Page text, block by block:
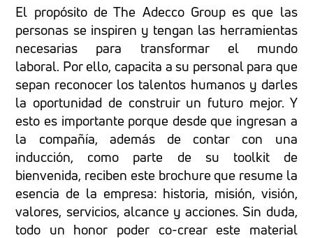
El propósito de The Adecco Group es que las
personas se inspiren y tengan las herramientas
necesarias para transformar el mundo
laboral. Por ello, capacita a su personal para que
sepan reconocer los talentos humanos y darles
la oportunidad de construir un futuro mejor. Y
esto es importante porque desde que ingresan a
la compañía, además de contar con una
inducción, como parte de su toolkit de
bienvenida, reciben este brochure que resume la
esencia de la empresa: historia, misión, visión,
valores, servicios, alcance y acciones. Sin duda,
todo un honor poder co-crear este material